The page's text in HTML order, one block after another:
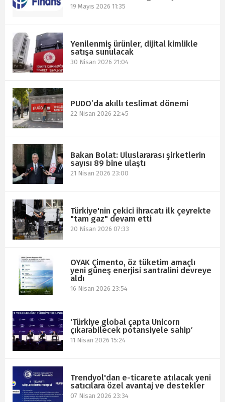
19 Mayıs 2026 11:35
Yenilenmiş ürünler, dijital kimlikle
satışa sunulacak
30 Nisan 2026 21:04
PUDO’da akıllı teslimat dönemi
22 Nisan 2026 22:45
Bakan Bolat: Uluslararası şirketlerin
sayısı 89 bine ulaştı
21 Nisan 2026 23:00
Türkiye'nin çekici ihracatı ilk çeyrekte
"tam gaz" devam etti
20 Nisan 2026 07:33
OYAK Çimento, öz tüketim amaçlı
yeni güneş enerjisi santralini devreye
aldı
16 Nisan 2026 23:54
‘Türkiye global çapta Unicorn
çıkarabilecek potansiyele sahip’
11 Nisan 2026 15:24
Trendyol'dan e-ticarete atılacak yeni
satıcılara özel avantaj ve destekler
07 Nisan 2026 23:34